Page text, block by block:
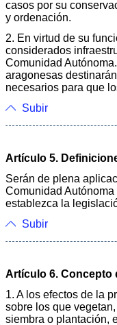
casos por su
y ordenación.
2. En virtud de su
considerados
Comunidad
aragonesas
necesarios para que
Subir
Artículo 5.
Serán de plena
Comunidad
establezca la
Subir
Artículo 6. Concepto
1. A los efectos de la
sobre los que
siembra o plantación,